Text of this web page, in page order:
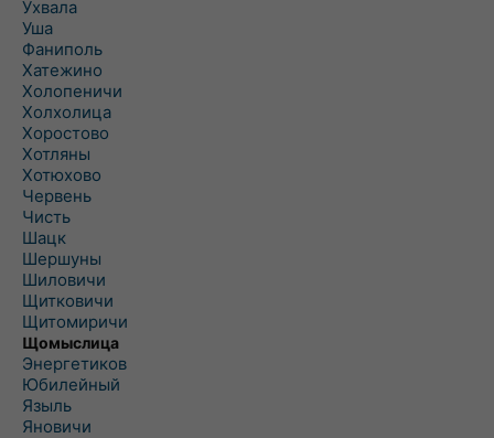
Ухвала
Уша
Фаниполь
Хатежино
Холопеничи
Холхолица
Хоростово
Хотляны
Хотюхово
Червень
Чисть
Шацк
Шершуны
Шиловичи
Щитковичи
Щитомиричи
Щомыслица
Энергетиков
Юбилейный
Языль
Яновичи